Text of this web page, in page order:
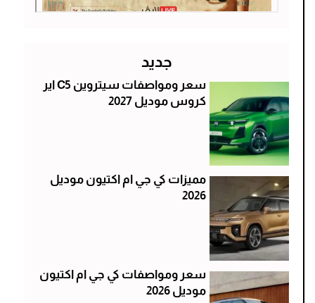
جديد
سعر ومواصفات سيتروين C5 اير
كروس موديل 2027
مميزات كي جي ام اكتيون موديل
2026
سعر ومواصفات كي جي ام اكتيون
موديل 2026